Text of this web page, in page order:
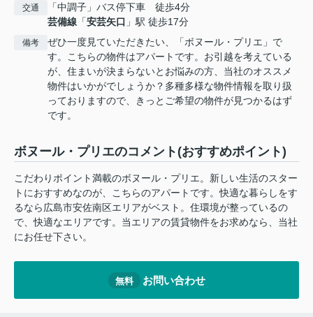
交通
「中調子」バス停下車 徒歩4分
芸備線 「安芸矢口 」駅 徒歩17分
備考
ぜひ一度見ていただきたい、「ボヌール・プリエ」で
す。こちらの物件はアパートです。お引越を考えている
が、住まいが決まらないとお悩みの方、当社のオススメ
物件はいかがでしょうか？多種多様な物件情報を取り扱
っておりますので、きっとご希望の物件が見つかるはず
です。
ボヌール・プリエのコメント(おすすめポイント)
こだわりポイント満載のボヌール・プリエ。新しい生活のスター
トにおすすめなのが、こちらのアパートです。快適な暮らしをす
るなら広島市安佐南区エリアがベスト。住環境が整っているの
で、快適なエリアです。当エリアの賃貸物件をお求めなら、当社
にお任せ下さい。
無料 お問い合わせ